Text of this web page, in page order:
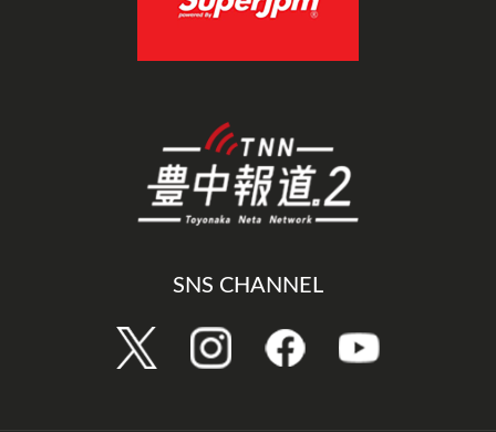
SNS CHANNEL